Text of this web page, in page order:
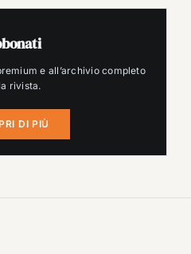
e all’archivio completo
rivista.
DI PIÙ